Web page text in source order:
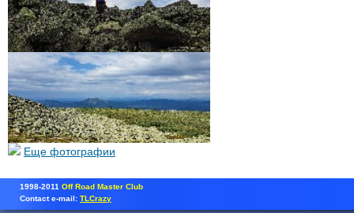
Еще фотографии
1998-2011 Off Road Master Club
Contact e-mail: TLCrazy